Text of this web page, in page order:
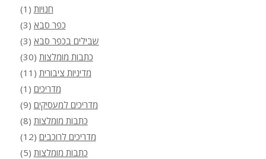
חנויות (1)
כפר סבא (3)
שבילים בכפר סבא (3)
כתבות מומלצות (30)
מדיניות ציבורית (11)
מדריכים (1)
מדריכים למעסיקים (9)
כתבות מומלצות (8)
מדריכים לרוכבים (12)
כתבות מומלצות (5)